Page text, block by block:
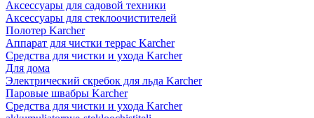
Аксессуары для садовой техники
Аксессуары для стеклоочистителей
Полотер Karcher
Аппарат для чистки террас Karcher
Средства для чистки и ухода Karcher
Для дома
Электрический скребок для льда Karcher
Паровые швабры Karcher
Средства для чистки и ухода Karcher